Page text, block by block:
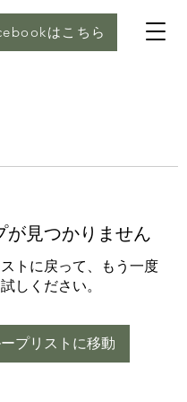
はこちら
が見つかりません
トに戻って、もう一度
しください。
プリストに移動